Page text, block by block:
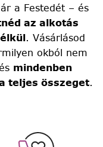
a Festedét – és
az alkotás
. Vásárlásod
okból nem
mindenben
teljes összeget.